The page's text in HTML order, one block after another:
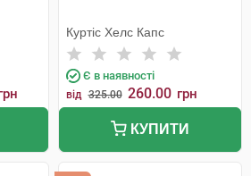
Куртіс Хелс Капс
Є в наявності
від 325.00 260.00 грн
КУПИТИ